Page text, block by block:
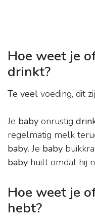
Hoe weet je
drinkt?
Te veel voeding, dit
Je baby onrustig
regelmatig melk
baby. Je baby
baby huilt omdat hij
Hoe weet je
hebt?